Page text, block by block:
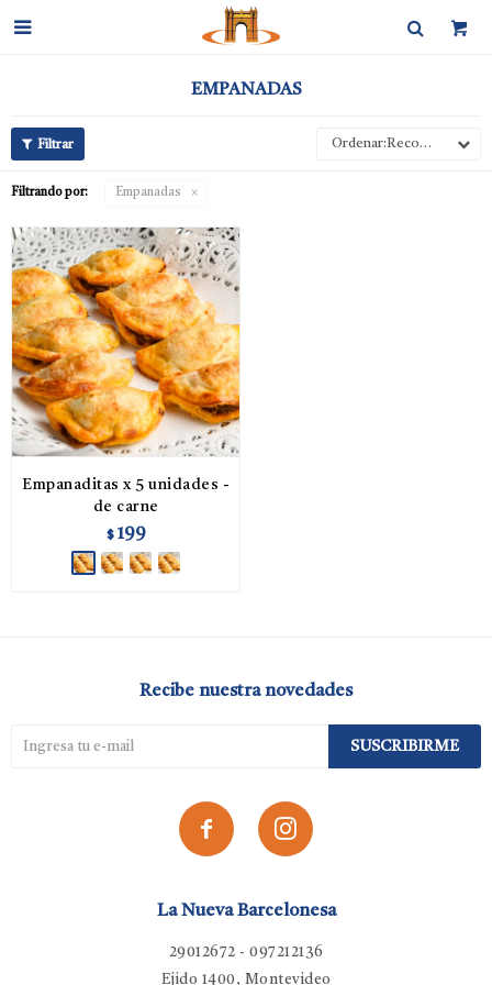

EMPANADAS
Recomendados
Filtrando por: Empanadas
Empanaditas x 5 unidades -
de carne
$ 199
La Nueva Barcelonesa
29012672 - 097212136
Ejido 1400, Montevideo
Recibe nuestra novedades
SUSCRIBIRME
 